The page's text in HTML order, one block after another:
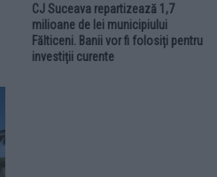
CJ Suceava repartizează 1,7
milioane de lei municipiului
Fălticeni. Banii vor fi folosiți pentru
investiții curente